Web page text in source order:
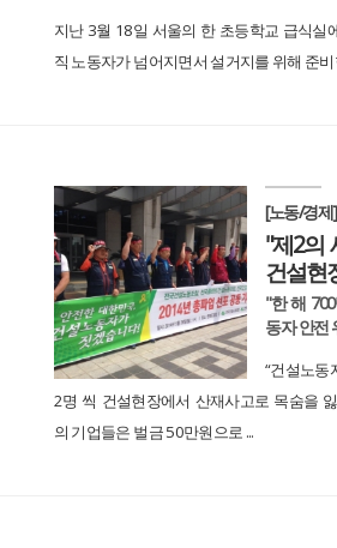
지난 3월 18일 서울의 한 초등학교 급식실
직 노동자가 넘어지면서 설거지를 위해 준
[노동/경제]
"제2의
건설현
"한 해
동자 안전
“건설노
2명 씩 건설현장에서 산재사고로 목숨을
의 기업들은 벌금 50만원으로 ...